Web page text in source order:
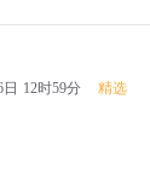
日 12时59分 精选